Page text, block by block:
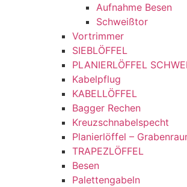
Aufnahme Besen
Schweißtor
Vortrimmer
SIEBLÖFFEL
PLANIERLÖFFEL
Kabelpflug
KABELLÖFFEL
Bagger Rechen
Kreuzschnabelspecht
Planierlöffel –
TRAPEZLÖFFEL
Besen
Palettengabeln